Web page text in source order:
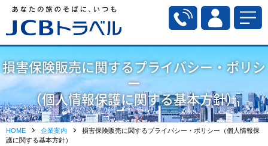
損害保険販売に関するプライバシー・ポリシ
ー
（個人情報保護に関する基本方針）
HOME 企業案内
損害保険販売に関するプライバシー・ポリシー（個人情報保
護に関する基本方針）